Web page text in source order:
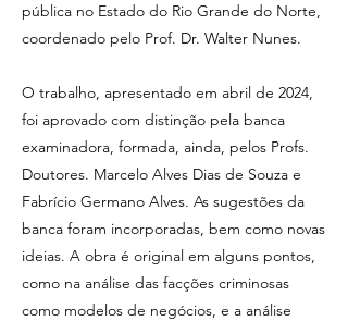
pública no Estado do Rio Grande do Norte,
coordenado pelo Prof. Dr. Walter Nunes.
O trabalho, apresentado em abril de 2024,
foi aprovado com distinção pela banca
examinadora, formada, ainda, pelos Profs.
Doutores. Marcelo Alves Dias de Souza e
Fabrício Germano Alves. As sugestões da
banca foram incorporadas, bem como novas
ideias. A obra é original em alguns pontos,
como na análise das facções criminosas
como modelos de negócios, e a análise